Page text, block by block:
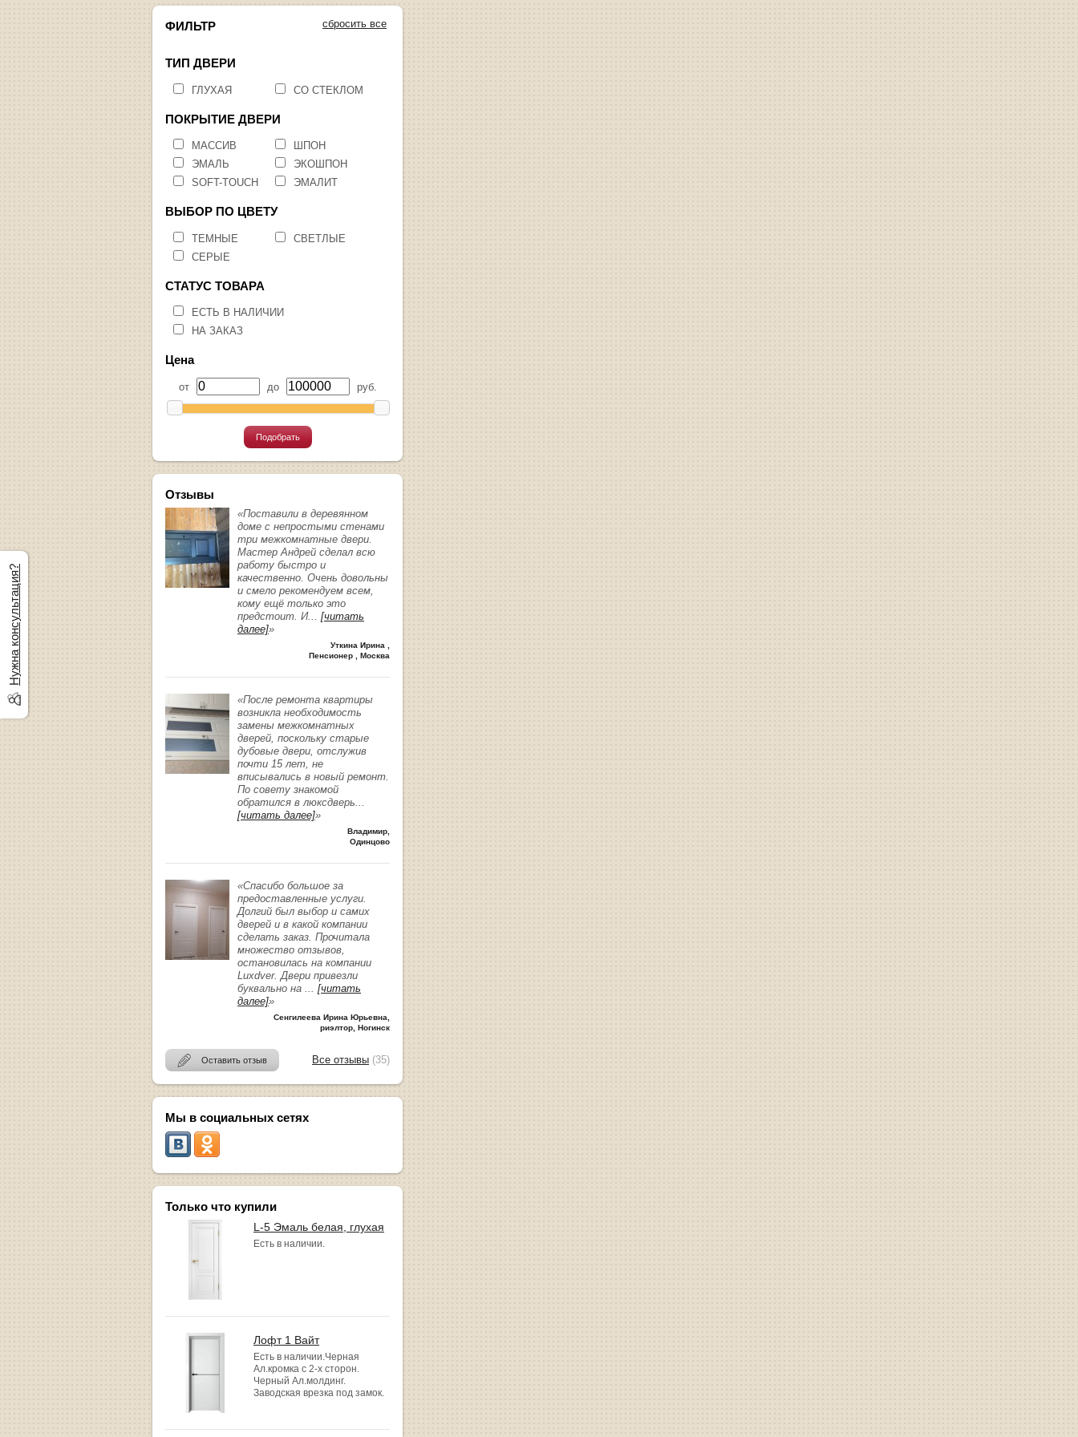
сбросить все
ФИЛЬТР
ТИП ДВЕРИ
ГЛУХАЯ СО СТЕКЛОМ
ПОКРЫТИЕ ДВЕРИ
МАССИВ
ШПОН
ЭМАЛЬ
ЭКОШПОН
SOFT-TOUCH
ЭМАЛИТ
ВЫБОР ПО ЦВЕТУ
ТЕМНЫЕ
СВЕТЛЫЕ
СЕРЫЕ
СТАТУС ТОВАРА
ЕСТЬ В НАЛИЧИИ
НА ЗАКАЗ
Цена
от до руб.
Подобрать
Отзывы
«Поставили в деревянном
доме с непростыми стенами
три межкомнатные двери.
Мастер Андрей сделал всю
работу быстро и
качественно. Очень довольны
и смело рекомендуем всем,
кому ещё только это
предстоит. И... [читать
далее]»
Уткина Ирина ,
Пенсионер , Москва
«После ремонта квартиры
возникла необходимость
замены межкомнатных
дверей, поскольку старые
дубовые двери, отслужив
почти 15 лет, не
вписывались в новый ремонт.
По совету знакомой
обратился в люксдверь...
[читать далее]»
Владимир,
Одинцово
«Спасибо большое за
предоставленные услуги.
Долгий был выбор и самих
дверей и в какой компании
сделать заказ. Прочитала
множество отзывов,
остановилась на компании
Luxdver. Двери привезли
буквально на ... [читать
далее]»
Сенгилеева Ирина Юрьевна,
риэлтор, Ногинск
Оставить отзыв Все отзывы (35)
Мы в социальных сетях
Только что купили
L-5 Эмаль белая, глухая
Есть в наличии.
Лофт 1 Вайт
Есть в наличии.Черная
Ал.кромка с 2-х сторон.
Черный Ал.молдинг.
Заводская врезка под замок.
Нужна консультация?